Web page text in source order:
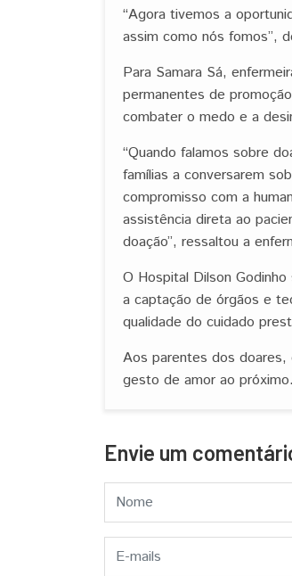
“Agora tivemos a
assim como nós fomos”,
Para Samara Sá,
permanentes de
combater o medo e a
“Quando falamos sobre
famílias a conversarem
compromisso com a
assistência direta ao
doação”, ressaltou a
O Hospital Dilson
a captação de órgãos e
qualidade do cuidado
Aos parentes dos doares,
gesto de amor ao
Envie um